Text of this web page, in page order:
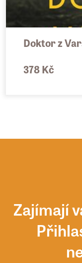
Doktor z
378 Kč
Zajímají